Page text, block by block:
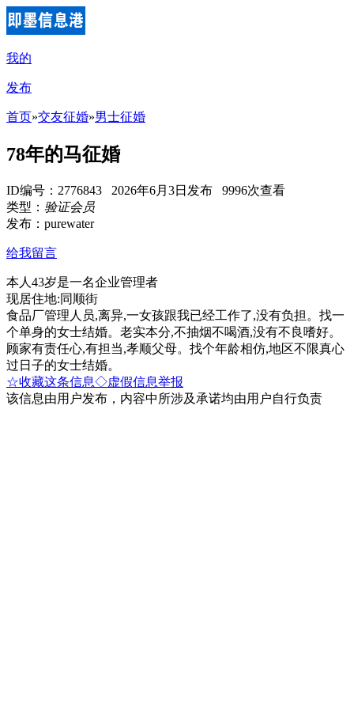
我的
发布
首页»交友征婚»男士征婚
78年的马征婚
ID编号：2776843 2026年6月3日发布 9996次查看
类型： 验证会员
发布：purewater
给我留言
本人43岁是一名企业管理者
现居住地:同顺街
食品厂管理人员,离异,一女孩跟我已经工作了,没有负担。找一
个单身的女士结婚。老实本分,不抽烟不喝酒,没有不良嗜好。
顾家有责任心,有担当,孝顺父母。找个年龄相仿,地区不限真心
过日子的女士结婚。
☆收藏这条信息◇虚假信息举报
该信息由用户发布，内容中所涉及承诺均由用户自行负责